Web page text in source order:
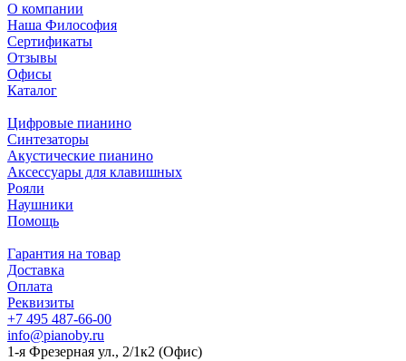
О компании
Наша Философия
Сертификаты
Отзывы
Офисы
Каталог
Цифровые пианино
Синтезаторы
Акустические пианино
Аксессуары для клавишных
Рояли
Наушники
Помощь
Гарантия на товар
Доставка
Оплата
Реквизиты
+7 495 487-66-00
info@pianoby.ru
1-я Фрезерная ул., 2/1к2 (Офис)